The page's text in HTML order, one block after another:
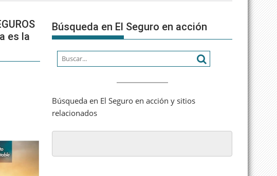
es la
Búsqueda en El Seguro en acción
Búsqueda en El Seguro en acción y sitios
relacionados